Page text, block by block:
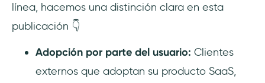
línea, hacemos una distinción clara en esta
publicación 👇
Adopción por parte del usuario: Clientes
externos que adoptan su producto SaaS,